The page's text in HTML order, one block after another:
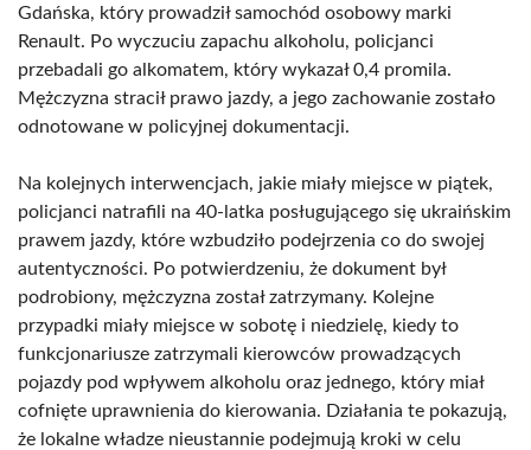
Gdańska, który prowadził samochód osobowy marki
Renault. Po wyczuciu zapachu alkoholu, policjanci
przebadali go alkomatem, który wykazał 0,4 promila.
Mężczyzna stracił prawo jazdy, a jego zachowanie zostało
odnotowane w policyjnej dokumentacji.
Na kolejnych interwencjach, jakie miały miejsce w piątek,
policjanci natrafili na 40-latka posługującego się ukraińskim
prawem jazdy, które wzbudziło podejrzenia co do swojej
autentyczności. Po potwierdzeniu, że dokument był
podrobiony, mężczyzna został zatrzymany. Kolejne
przypadki miały miejsce w sobotę i niedzielę, kiedy to
funkcjonariusze zatrzymali kierowców prowadzących
pojazdy pod wpływem alkoholu oraz jednego, który miał
cofnięte uprawnienia do kierowania. Działania te pokazują,
że lokalne władze nieustannie podejmują kroki w celu